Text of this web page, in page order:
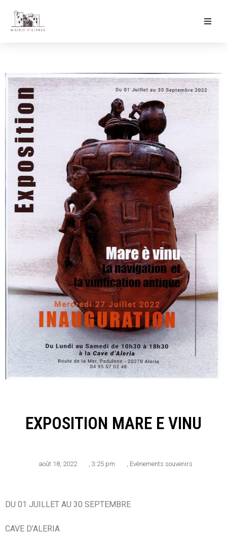
Culture & Loisirs
Mon Quotidien
EXPOSITION MARE E VINU
août 18, 2022 , 3:25 pm , Evènements souvenirs
DU 01 JUILLET AU 30 SEPTEMBRE
CAVE D’ALERIA